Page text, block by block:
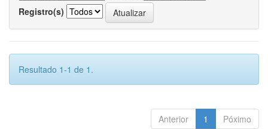
Registro(s)
Resultado 1-1 de 1.
Anterior 1 Póximo